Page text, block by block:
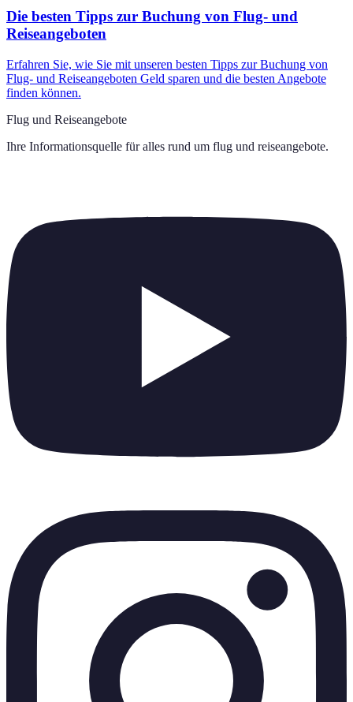
Die besten Tipps zur Buchung von Flug- und
Reiseangeboten
Erfahren Sie, wie Sie mit unseren besten Tipps zur Buchung von
Flug- und Reiseangeboten Geld sparen und die besten Angebote
finden können.
Flug und Reiseangebote
Ihre Informationsquelle für alles rund um flug und reiseangebote.